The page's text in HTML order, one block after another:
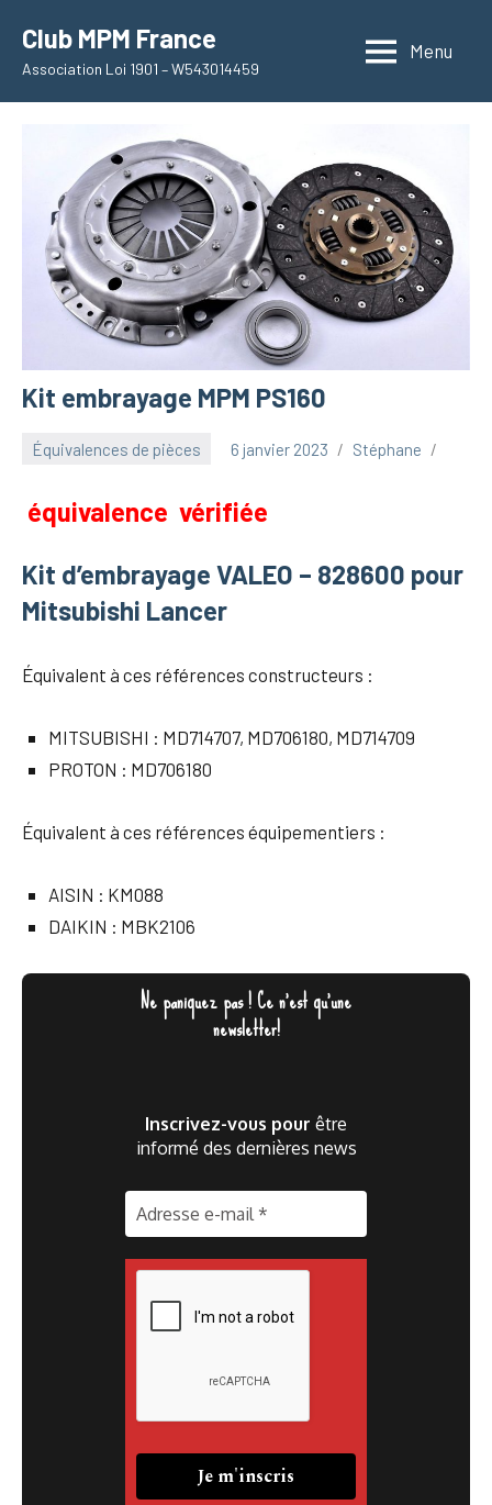
contenu
Club MPM France
Association Loi 1901 – W543014459
Menu
Kit embrayage MPM PS160
Équivalences de pièces 6 janvier 2023 Stéphane
équivalence vérifiée
Kit d’embrayage VALEO – 828600 pour
Mitsubishi Lancer
Équivalent à ces références constructeurs :
MITSUBISHI : MD714707, MD706180, MD714709
PROTON : MD706180
Équivalent à ces références équipementiers :
AISIN : KM088
DAIKIN : MBK2106
Ne paniquez pas ! Ce n'est qu'une
newsletter!
Inscrivez-vous pour être
informé des dernières news